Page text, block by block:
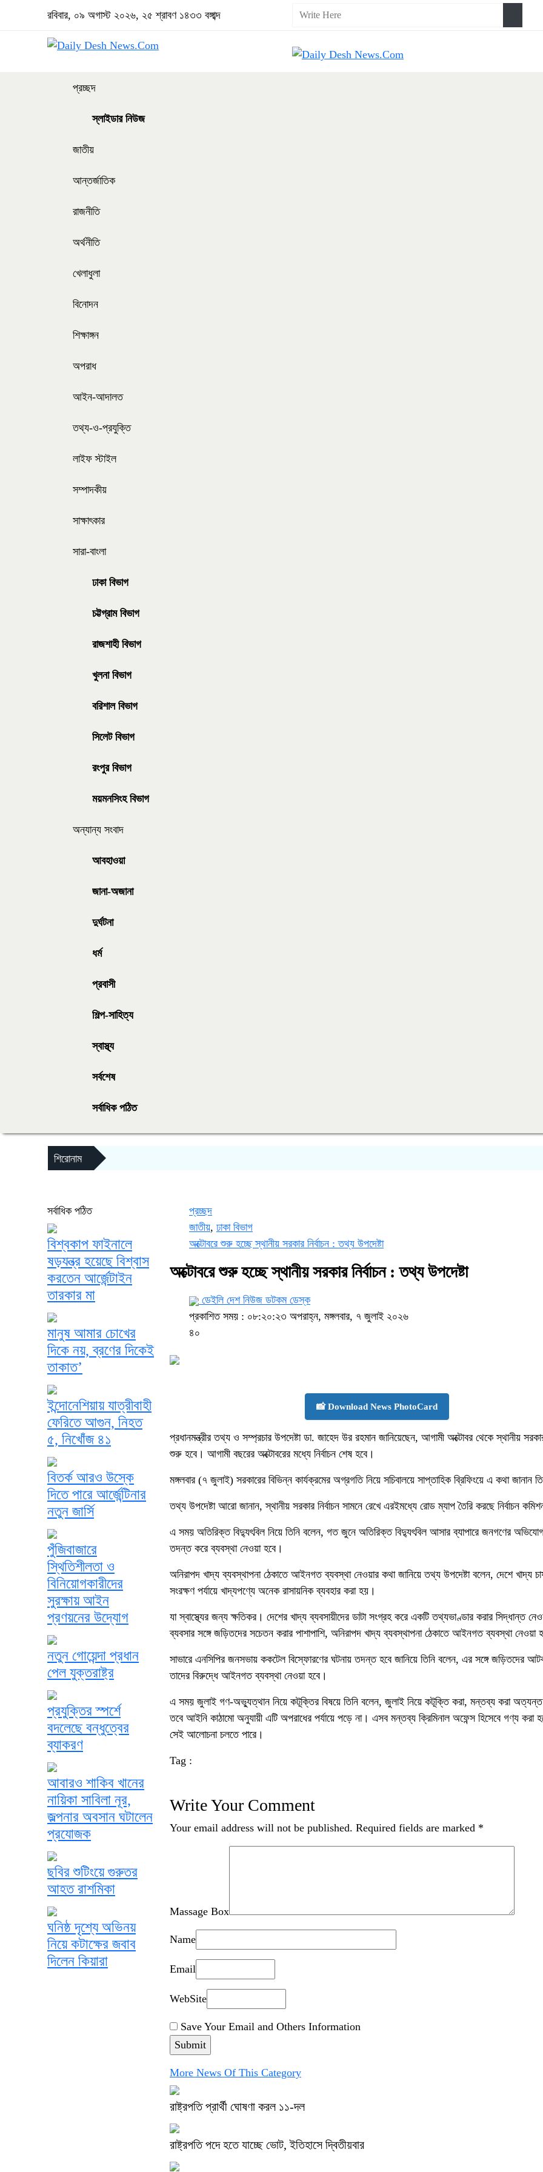
রবিবার, ০৯ অগাস্ট ২০২৬, ২৫ শ্রাবণ ১৪৩৩ বঙ্গাব্দ
প্রচ্ছদ
স্লাইডার নিউজ
জাতীয়
আন্তর্জাতিক
রাজনীতি
অর্থনীতি
খেলাধুলা
বিনোদন
শিক্ষাঙ্গন
অপরাধ
আইন-আদালত
তথ্য-ও-প্রযুক্তি
লাইফ স্টাইল
সম্পাদকীয়
সাক্ষাৎকার
সারা-বাংলা
ঢাকা বিভাগ
চট্টগ্রাম বিভাগ
রাজশাহী বিভাগ
খুলনা বিভাগ
বরিশাল বিভাগ
সিলেট বিভাগ
রংপুর বিভাগ
ময়মনসিংহ বিভাগ
অন্যান্য সংবাদ
আবহাওয়া
জানা-অজানা
দুর্ঘটনা
ধর্ম
প্রবাসী
শিল্প-সাহিত্য
স্বাস্থ্য
সর্বশেষ
সর্বাধিক পঠিত
শিরোনাম
প্রচ্ছদ
জাতীয়, ঢাকা বিভাগ
অক্টোবরে শুরু হচ্ছে স্থানীয় সরকার নির্বাচন : তথ্য উপদেষ্টা
অক্টোবরে শুরু হচ্ছে স্থানীয় সরকার নির্বাচন : তথ্য উপদেষ্টা
ডেইলি দেশ নিউজ ডটকম ডেস্ক
প্রকাশিত সময় : ০৮:২০:২৩ অপরাহ্ন, মঙ্গলবার, ৭ জুলাই ২০২৬
৪০
📸 Download News PhotoCard
প্রধানমন্ত্রীর তথ্য ও সম্প্রচার উপদেষ্টা ডা. জাহেদ উর রহমান জানিয়েছেন, আগামী অক্টোবর থেকে স্থানীয় সরকার
শুরু হবে। আগামী বছরের অক্টোবরের মধ্যে নির্বাচন শেষ হবে।
মঙ্গলবার (৭ জুলাই) সরকারের বিভিন্ন কার্যক্রমের অগ্রগতি নিয়ে সচিবালয়ে সাপ্তাহিক ব্রিফিংয়ে এ কথা জানান
তথ্য উপদেষ্টা আরো জানান, স্থানীয় সরকার নির্বাচন সামনে রেখে এরইমধ্যে রোড ম্যাপ তৈরি করছে নির্বাচন
এ সময় অতিরিক্ত বিদ্যুৎবিল নিয়ে তিনি বলেন, গত জুনে অতিরিক্ত বিদ্যুৎবিল আসার ব্যাপারে জনগণের
তদন্ত করে ব্যবস্থা নেওয়া হবে।
অনিরাপদ খাদ্য ব্যবস্থাপনা ঠেকাতে আইনগত ব্যবস্থা নেওয়ার কথা জানিয়ে তথ্য উপদেষ্টা বলেন, দেশে খাদ্য
সংরক্ষণ পর্যায়ে খাদ্যপণ্যে অনেক রাসায়নিক ব্যবহার করা হয়।
যা স্বাস্থ্যের জন্য ক্ষতিকর। দেশের খাদ্য ব্যবসায়ীদের ডাটা সংগ্রহ করে একটি তথ্যভাণ্ডার করার সিদ্ধান্ত
ব্যবসার সঙ্গে জড়িতদের সচেতন করার পাশাপাশি, অনিরাপদ খাদ্য ব্যবস্থাপনা ঠেকাতে আইনগত ব্যবস্থা নেওয়া
সাভারে এনসিপির জনসভায় ককটেল বিস্ফোরণের ঘটনায় তদন্ত হবে জানিয়ে তিনি বলেন, এর সঙ্গে জড়িতদের
তাদের বিরুদ্ধে আইনগত ব্যবস্থা নেওয়া হবে।
এ সময় জুলাই গণ-অভ্যুত্থান নিয়ে কটূক্তির বিষয়ে তিনি বলেন, জুলাই নিয়ে কটূক্তি করা, মন্তব্য করা অত্যন্ত
তবে আইনি কাঠামো অনুযায়ী এটি অপরাধের পর্যায়ে পড়ে না। এসব মন্তব্য ক্রিমিনাল অফেন্স হিসেবে গণ্য করা
সেই আলোচনা চলতে পারে।
Tag :
Write Your Comment
Your email address will not be published. Required fields are marked *
Massage Box
Name
Email
WebSite
Save Your Email and Others Information
More News Of This Category
রাষ্ট্রপতি প্রার্থী ঘোষণা করল ১১-দল
রাষ্ট্রপতি পদে হতে যাচ্ছে ভোট, ইতিহাসে দ্বিতীয়বার
সর্বাধিক পঠিত
বিশ্বকাপ ফাইনালে
ষড়যন্ত্র হয়েছে বিশ্বাস
করতেন আর্জেন্টাইন
তারকার মা
মানুষ আমার চোখের
দিকে নয়, ব্রণের দিকেই
তাকাত’
ইন্দোনেশিয়ায় যাত্রীবাহী
ফেরিতে আগুন, নিহত
৫, নিখোঁজ ৪১
বিতর্ক আরও উস্কে
দিতে পারে আর্জেন্টিনার
নতুন জার্সি
পুঁজিবাজারে
স্থিতিশীলতা ও
বিনিয়োগকারীদের
সুরক্ষায় আইন
প্রণয়নের উদ্যোগ
নতুন গোয়েন্দা প্রধান
পেল যুক্তরাষ্ট্র
প্রযুক্তির স্পর্শে
বদলেছে বন্ধুত্বের
ব্যাকরণ
আবারও শাকিব খানের
নায়িকা সাবিলা নূর,
জল্পনার অবসান ঘটালেন
প্রযোজক
ছবির শুটিংয়ে গুরুতর
আহত রাশমিকা
ঘনিষ্ঠ দৃশ্যে অভিনয়
নিয়ে কটাক্ষের জবাব
দিলেন কিয়ারা